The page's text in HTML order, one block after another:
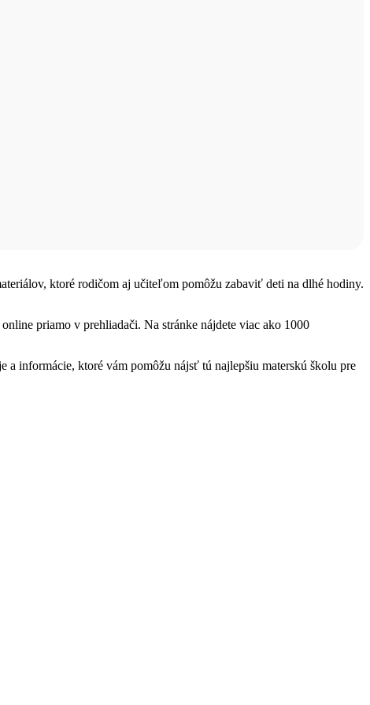
ktoré rodičom aj učiteľom pomôžu zabaviť deti na dlhé hodiny.
priamo v prehliadači. Na stránke nájdete viac ako 1000
a informácie, ktoré vám pomôžu nájsť tú najlepšiu materskú školu pre